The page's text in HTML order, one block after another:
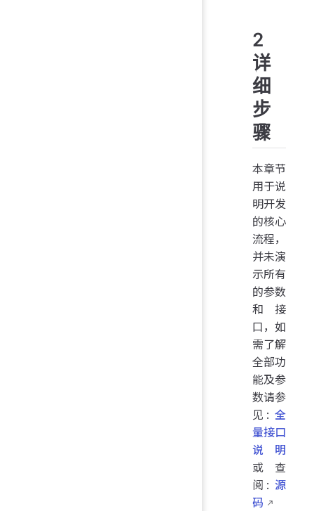
2
详
细
步
骤
本章节
用于说
明开发
的核心
流程，
并未演
示所有
的参数
和接
口，如
需了解
全部功
能及参
数请参
见: 全
量接口
说明
或 查
阅: 源
码